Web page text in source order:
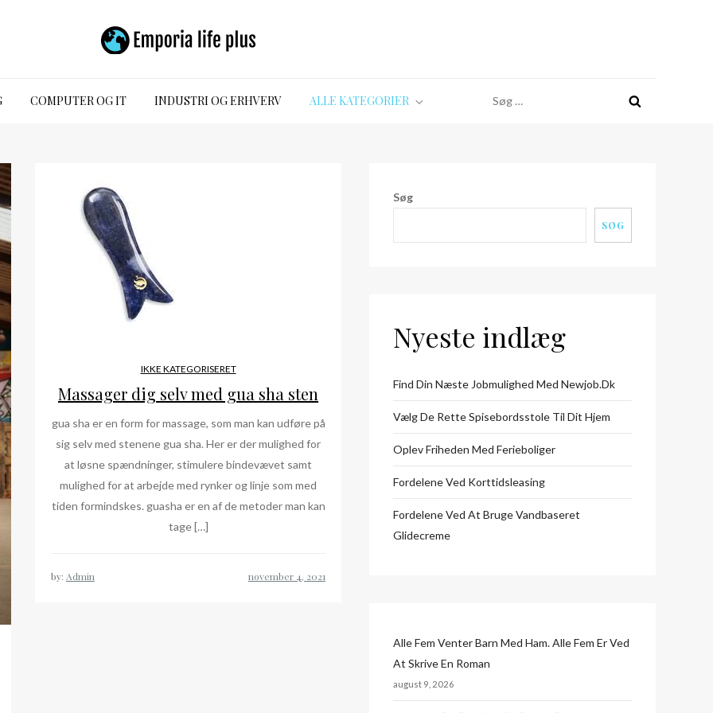
COMPUTER OG IT INDUSTRI OG ERHVERV ALLE KATEGORIER
efter:
IKKE KATEGORISERET
Massager dig selv med gua sha sten
gua sha er en form for massage, som man kan udføre på
sig selv med stenene gua sha. Her er der mulighed for
at løsne spændninger, stimulere bindevævet samt
mulighed for at arbejde med rynker og linje som med
tiden formindskes. guasha er en af de metoder man kan
tage […]
by: Admin
Søg
SØG
Nyeste indlæg
Find Din Næste Jobmulighed Med Newjob.dk
Vælg De Rette Spisebordsstole Til Dit Hjem
Oplev Friheden Med Ferieboliger
Fordelene Ved Korttidsleasing
Fordelene Ved At Bruge Vandbaseret
Glidecreme
Alle Fem Venter Barn Med Ham. Alle Fem Er Ved
At Skrive En Roman
august 9, 2026